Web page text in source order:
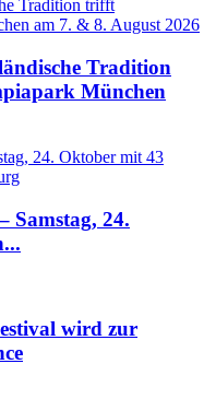
Tradition
München
Samstag, 24.
wird zur